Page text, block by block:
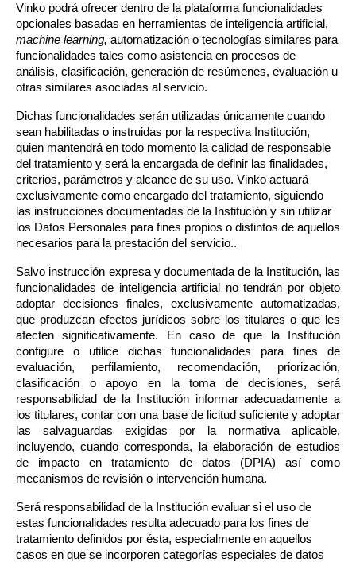
Vinko podrá ofrecer dentro de la plataforma funcionalidades
machine learning, automatización o tecnologías similares para
funcionalidades tales como asistencia en procesos de
análisis, clasificación, generación de resúmenes, evaluación u
otras similares asociadas al servicio.
Dichas funcionalidades serán utilizadas únicamente cuando
sean habilitadas o instruidas por la respectiva Institución,
quien mantendrá en todo momento la calidad de responsable
del tratamiento y será la encargada de definir las finalidades,
criterios, parámetros y alcance de su uso. Vinko actuará
exclusivamente como encargado del tratamiento, siguiendo
las instrucciones documentadas de la Institución y sin utilizar
los Datos Personales para fines propios o distintos de aquellos
necesarios para la prestación del servicio..
Salvo instrucción expresa y documentada de la Institución, las
funcionalidades de inteligencia artificial no tendrán por objeto
adoptar decisiones finales, exclusivamente automatizadas,
que produzcan efectos jurídicos sobre los titulares o que les
afecten significativamente. En caso de que la Institución
configure o utilice dichas funcionalidades para fines de
evaluación, perfilamiento, recomendación, priorización,
clasificación o apoyo en la toma de decisiones, será
responsabilidad de la Institución informar adecuadamente a
los titulares, contar con una base de licitud suficiente y adoptar
las salvaguardas exigidas por la normativa aplicable,
incluyendo, cuando corresponda, la elaboración de estudios
de impacto en tratamiento de datos (DPIA) así como
mecanismos de revisión o intervención humana.
Será responsabilidad de la Institución evaluar si el uso de
estas funcionalidades resulta adecuado para los fines de
tratamiento definidos por ésta, especialmente en aquellos
casos en que se incorporen categorías especiales de datos